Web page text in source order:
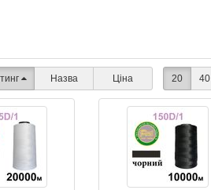
Назва Ціна 20 40